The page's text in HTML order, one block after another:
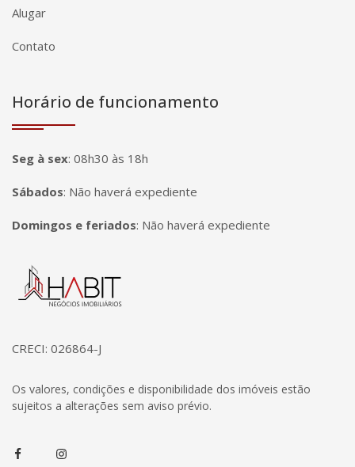
Alugar
Contato
Horário de funcionamento
Seg à sex: 08h30 às 18h
Sábados: Não haverá expediente
Domingos e feriados: Não haverá expediente
Página inicial
CRECI: 026864-J
Os valores, condições e disponibilidade dos imóveis estão
sujeitos a alterações sem aviso prévio.
FacebookInstagram